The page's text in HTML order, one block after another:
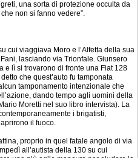
una sorta di protezione occulta da
non si fanno vedere”.
cui viaggiava Moro e l’Alfetta della sua
lasciando via Trionfale. Giunsero
e lì si trovarono di fronte una Fiat 128
che quest’auto fu tamponata
tamponamento intenzionale che
dando tempo agli uomini della
Moretti nel suo libro intervista). La
i brigatisti,
il fuoco.
proprio in quel fatale angolo di via
all’autista della 130 su cui